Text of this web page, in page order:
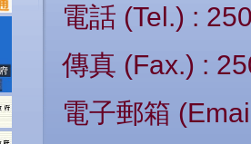
電話 (Tel.) :
傳真 (Fax.) :
電子郵箱